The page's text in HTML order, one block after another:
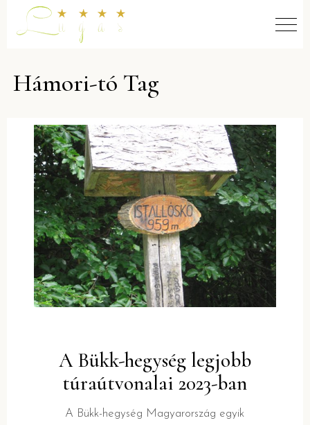
Hámori-tó Tag
A Bükk-hegység legjobb
túraútvonalai 2023-ban
A Bükk-hegység Magyarország egyik